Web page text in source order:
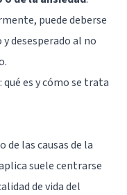
puede deberse
desesperado al no
es y cómo se trata
las causas de la
suele centrarse
de vida del